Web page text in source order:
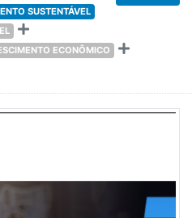
SUSTENTÁVEL
ECONÔMICO